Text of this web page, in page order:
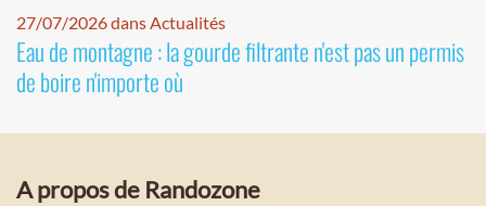
27/07/2026 dans Actualités
Eau de montagne : la gourde filtrante n'est pas un permis
de boire n'importe où
A propos de Randozone